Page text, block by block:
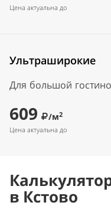
Цена актуальна до
Ультраширокие
Для большой
609 /м2
Цена актуальна до
в Кстово